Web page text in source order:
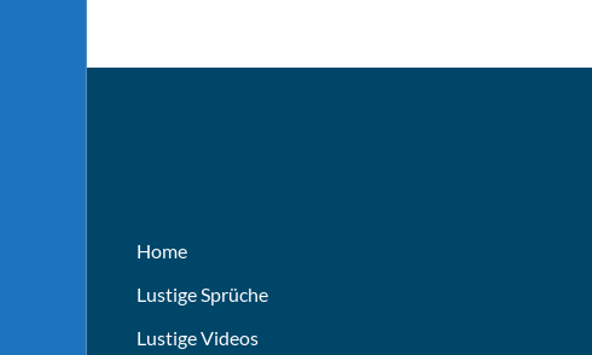
Home
Lustige Sprüche
Lustige Videos